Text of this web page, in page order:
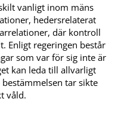
vanligt inom mäns
hedersrelaterat
där kontroll
Enligt regeringen består
som var för sig inte är
kan leda till allvarligt
tar sikte
våld.